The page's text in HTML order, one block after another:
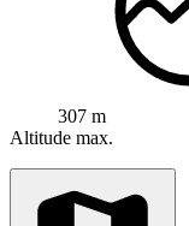
307 m
Altitude max.